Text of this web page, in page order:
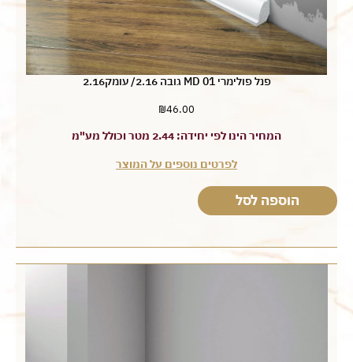
פנל פולימרי MD 01 גובה 2.16/ עומק2.16
₪46.00
המחיר הינו לפי יחידה: 2.44 מטר וכולל מע"מ
לפרטים נוספים על המוצר
הוספה לסל